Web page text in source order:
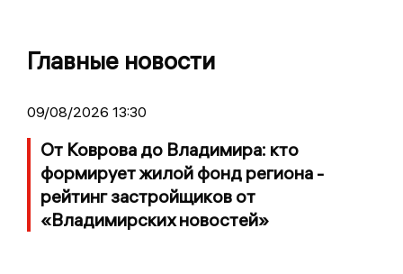
Главные новости
09/08/2026 13:30
От Коврова до Владимира: кто
формирует жилой фонд региона -
рейтинг застройщиков от
«Владимирских новостей»